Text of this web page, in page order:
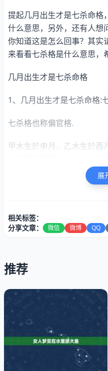
提起几月出生才是七杀命格
什么意思，另外，还有人想
你知道这是怎么回事？其实
来看看七杀格是什么意思，
几月出生才是七杀命格
1、几月出生才是七杀命格:
七杀格也称偏官格.
甲木生於申月，乙木生於酉
月或卯月有甲木透干，己土
展
相关标签：
分享文章：
微信 微博 QQ
推荐